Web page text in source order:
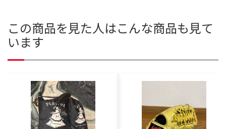
この商品を見た人はこんな商品も見て
います